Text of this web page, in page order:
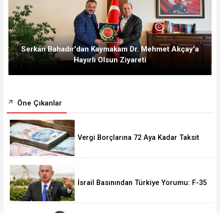
Serkan Bahadır'dan Kaymakam Dr. Mehmet Akçay'a
Hayırlı Olsun Ziyareti
Öne Çıkanlar
Vergi Borçlarına 72 Aya Kadar Taksit
İsrail Basınından Türkiye Yorumu: F-35